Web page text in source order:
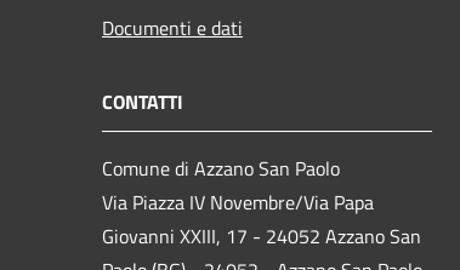
Documenti e dati
CONTATTI
Comune di Azzano San Paolo
Via Piazza IV Novembre/Via Papa
Giovanni XXIII, 17 - 24052 Azzano San